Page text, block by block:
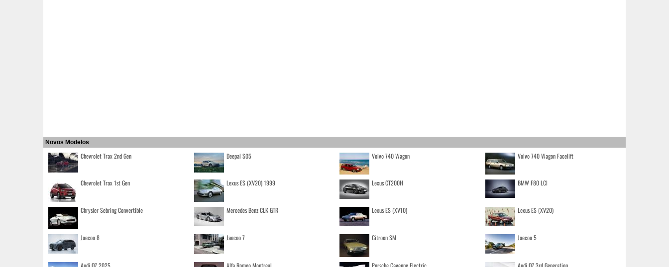
Novos Modelos
Chevrolet Trax 2nd Gen Deepal S05 Volvo 740 Wagon Volvo 740 Wagon Facelift
Chevrolet Trax 1st Gen Lexus ES (XV20) 1999 Lexus CT200H BMW F80 LCI
Chrysler Sebring Convertible Mercedes Benz CLK GTR Lexus ES (XV10) Lexus ES (XV20)
Jaecoo 8 Jaecoo 7 Citroen SM Jaecoo 5
Audi Q7 2025 Alfa Romeo Montreal Porsche Cayenne Electric Audi Q7 3rd Generation